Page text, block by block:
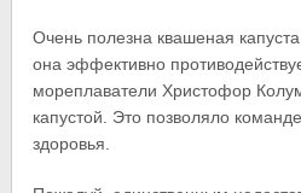
Очень полезна квашеная
она эффективно
мореплаватели Христофор
капустой. Это позволяло
здоровья.